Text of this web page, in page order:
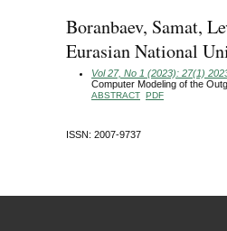
Boranbaev, Samat,
Eurasian National
Vol 27, No 1 (2023): 27(1)
Computer Modeling of the
ABSTRACT PDF
ISSN: 2007-9737